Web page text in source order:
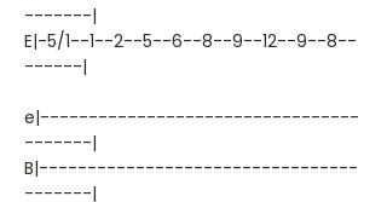
-------|
E|-5/1--1--2--5--6--8--9--12--9--8--
------|
e|---------------------------------
-------|
B|---------------------------------
-------|